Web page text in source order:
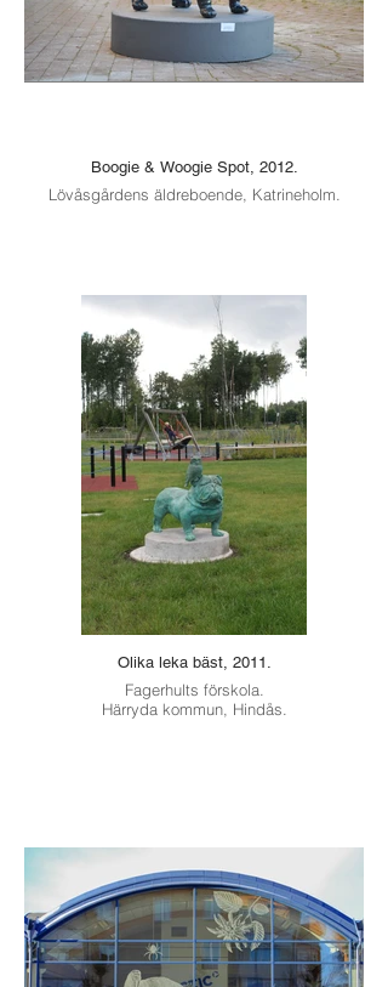
Boogie & Woogie Spot, 2012.
Lövåsgårdens äldreboende, Katrineholm.
Olika leka bäst, 2011.
Fagerhults förskola.
Härryda kommun, Hindås.